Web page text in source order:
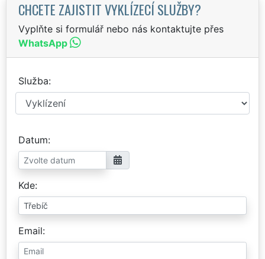
CHCETE ZAJISTIT VYKLÍZECÍ SLUŽBY?
Vyplňte si formulář nebo nás kontaktujte přes
WhatsApp
Služba
Datum
Kde
Email